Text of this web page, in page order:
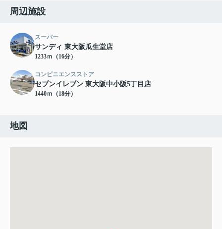
周辺施設
スーパー
サンディ 東大阪瓜生堂店
1233ｍ（16分）
コンビニエンスストア
セブンイレブン 東大阪中小阪5丁目店
1440ｍ（18分）
地図